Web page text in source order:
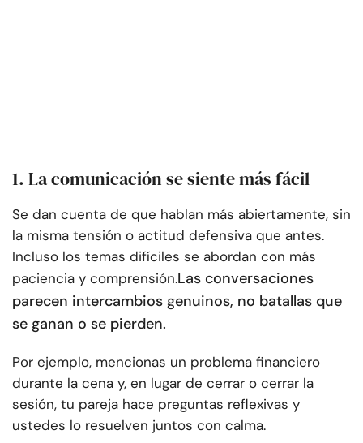
1. La comunicación se siente más fácil
Se dan cuenta de que hablan más abiertamente, sin
la misma tensión o actitud defensiva que antes.
Incluso los temas difíciles se abordan con más
paciencia y comprensión.Las conversaciones
parecen intercambios genuinos, no batallas que
se ganan o se pierden.
Por ejemplo, mencionas un problema financiero
durante la cena y, en lugar de cerrar o cerrar la
sesión, tu pareja hace preguntas reflexivas y
ustedes lo resuelven juntos con calma.